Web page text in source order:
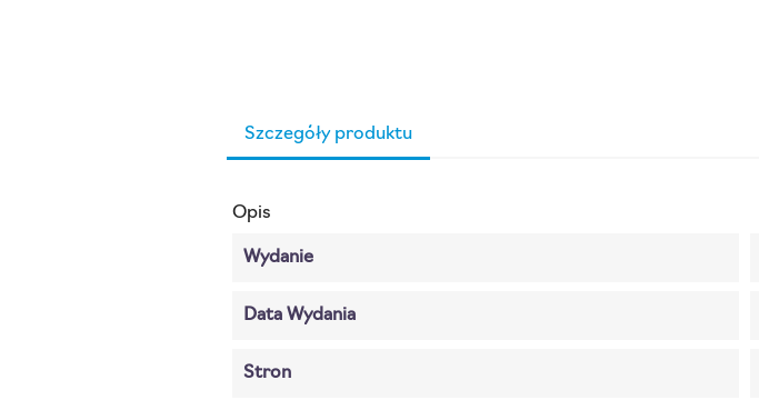
Szczegóły produktu
Opis
Wydanie
Data Wydania
Stron